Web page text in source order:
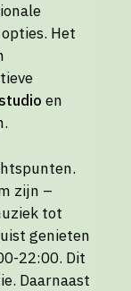
Het
en
zijn –
tot
genieten
22:00. Dit
Daarnaast